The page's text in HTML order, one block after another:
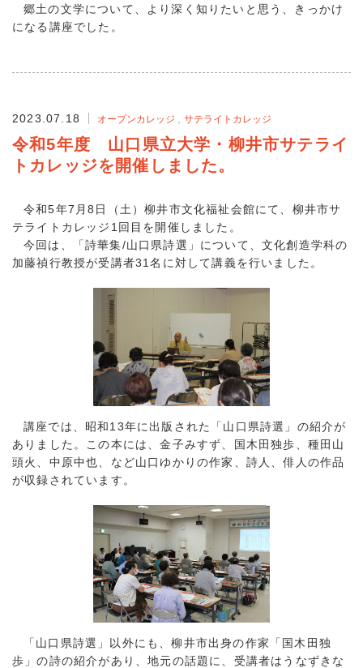
郷土の文学について、より深く知りたいと思う、きっかけ
になる講座でした。
2023.07.18 オープンカレッジ サテライトカレッジ
令和5年度 山口県立大学・柳井市サテライ
トカレッジを開催しました。
令和5年7月8日（土）柳井市文化福祉会館にて、柳井市サ
テライトカレッジ1回目を開催しました。
今回は、「詩華集/山口県詩選」について、文化創造学科の
加藤禎行教授が受講者31名に対して講義を行いました。
講座では、昭和13年に出版された「山口県詩選」の紹介が
ありました。この本には、金子みすず、国木田独歩、種田山
頭火、中原中也、など山口ゆかりの作家、詩人、俳人の作品
が収録されています。
「山口県詩選」以外にも、柳井市出身の作家「国木田独
歩」の詩の紹介があり、地元の話題に、受講者はうなずきな